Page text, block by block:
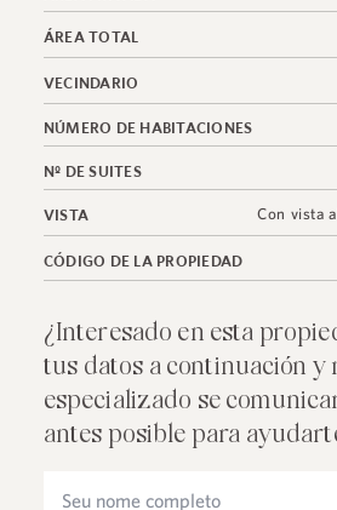
ÁREA TOTAL
VECINDARIO
NÚMERO DE HABITACIONES
Nº DE SUITES
VISTA Con vista
CÓDIGO DE LA PROPIEDAD
¿Interesado en esta
tus datos a continuación y
especializado se
antes posible para